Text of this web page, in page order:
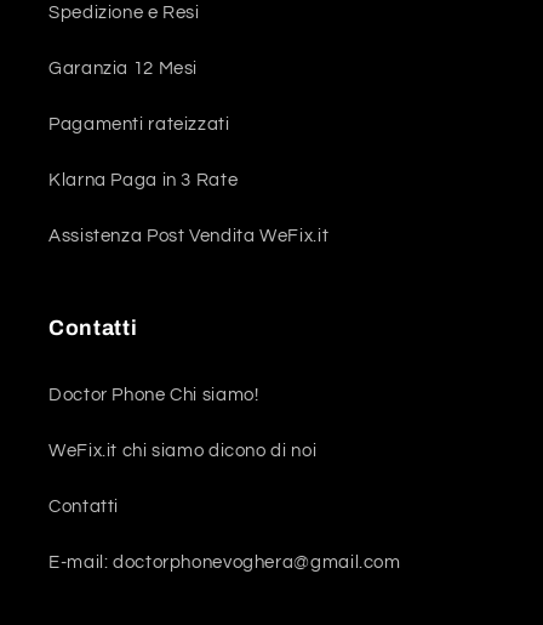
Spedizione e Resi
Garanzia 12 Mesi
Pagamenti rateizzati
Klarna Paga in 3 Rate
Assistenza Post Vendita WeFix.it
Contatti
Doctor Phone Chi siamo!
WeFix.it chi siamo dicono di noi
Contatti
E-mail: doctorphonevoghera@gmail.com